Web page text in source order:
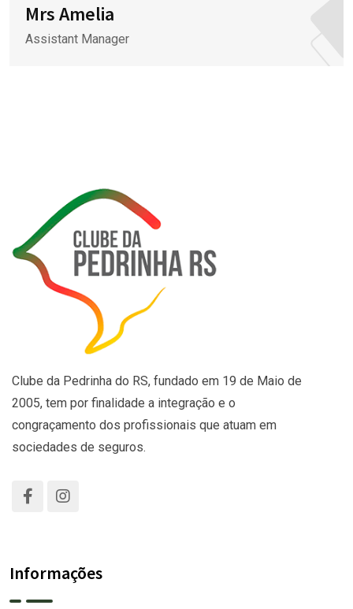
Mrs Amelia
Assistant Manager
Clube da Pedrinha do RS, fundado em 19 de Maio de
2005, tem por finalidade a integração e o
congraçamento dos profissionais que atuam em
sociedades de seguros.
Informações